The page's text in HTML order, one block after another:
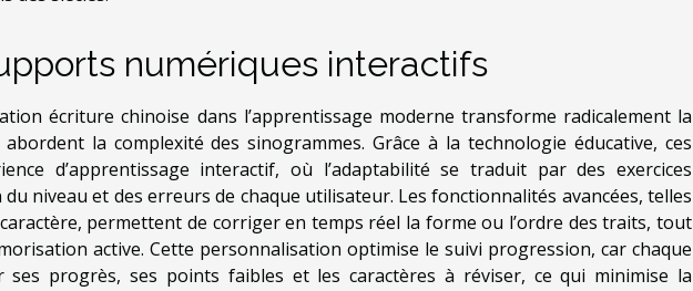
numériques interactifs
écriture chinoise dans l’apprentissage moderne transforme radicalement la
la complexité des sinogrammes. Grâce à la technologie éducative, ces
d’apprentissage interactif, où l’adaptabilité se traduit par des exercices
niveau et des erreurs de chaque utilisateur. Les fonctionnalités avancées, telles
permettent de corriger en temps réel la forme ou l’ordre des traits, tout
active. Cette personnalisation optimise le suivi progression, car chaque
ses progrès, ses points faibles et les caractères à réviser, ce qui minimise la